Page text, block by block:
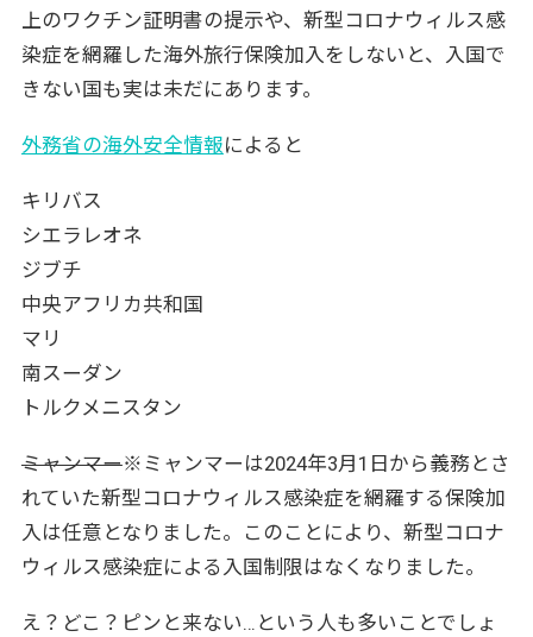
シンガポール※2024年4月30日最新
マレーシア※2024年4月30日最新情報
タイ※2024年4月30日最新情報
フィリピン※2024年4月30日最新情報
オーストラリア※2024年2月29日最新情報
ニューカレドニア※4月30日最新情報
ドバイ（アラブ首長国連邦）※4月30日最新情
2024年は海外旅行再開元年！早めに予約しよ
う
上のワクチン証明書の提示や、新型コロナウィルス感
染症を網羅した海外旅行保険加入をしないと、入国で
きない国も実は未だにあります。
外務省の海外安全情報によると
キリバス
シエラレオネ
ジブチ
中央アフリカ共和国
マリ
南スーダン
トルクメニスタン
ミャンマー※ミャンマーは2024年3月1日から義務とさ
れていた新型コロナウィルス感染症を網羅する保険加
入は任意となりました。このことにより、新型コロナ
ウィルス感染症による入国制限はなくなりました。
え？どこ？ピンと来ない…という人も多いことでしょ